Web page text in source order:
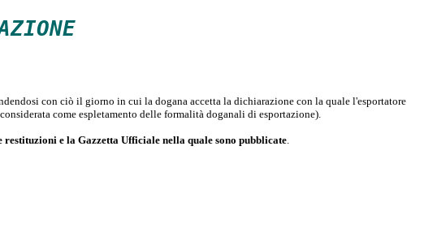
con ciò il giorno in cui la dogana accetta la dichiarazione con la quale l'esportatore
come espletamento delle formalità doganali di esportazione).
e la Gazzetta Ufficiale nella quale sono pubblicate